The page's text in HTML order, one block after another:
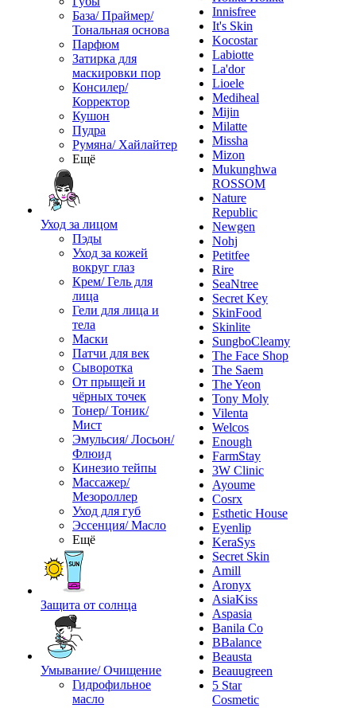
База/ Праймер/
Тональная основа
Парфюм
Затирка для
маскировки пор
Консилер/
Корректор
Кушон
Пудра
Румяна/ Хайлайтер
Ещё
Уход за лицом
Пэды
Уход за кожей
вокруг глаз
Крем/ Гель для
лица
Гели для лица и
тела
Маски
Патчи для век
Сыворотка
От прыщей и
чёрных точек
Тонер/ Тоник/
Мист
Эмульсия/ Лосьон/
Флюид
Кинезио тейпы
Массажер/
Мезороллер
Уход для губ
Эссенция/ Масло
Ещё
Защита от солнца
Умывание/ Очищение
Гидрофильное
масло
Innisfree
It's Skin
Kocostar
Labiotte
La'dor
Lioele
Mediheal
Mijin
Milatte
Missha
Mizon
Mukunghwa
ROSSOM
Nature
Republic
Newgen
Nohj
Petitfee
Rire
SeaNtree
Secret Key
SkinFood
Skinlite
SungboCleamy
The Face Shop
The Saem
The Yeon
Tony Moly
Vilenta
Welcos
Enough
FarmStay
3W Clinic
Ayoume
Cosrx
Esthetic House
Eyenlip
KeraSys
Secret Skin
Amill
Aronyx
AsiaKiss
Aspasia
Banila Co
BBalance
Beausta
Beauugreen
5 Star
Cosmetic